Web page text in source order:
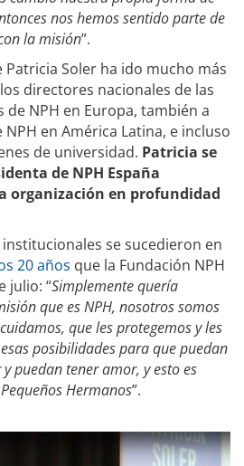
nos hemos sentido parte de
la misión”.
Soler ha ido mucho más
directores nacionales de las
NPH en Europa, también a
en América Latina, e incluso
de universidad. Patricia se
de NPH España
organización en profundidad
se sucedieron en
20 años que la Fundación NPH
julio: “Simplemente quería
que es NPH, nosotros somos
que les protegemos y les
posibilidades para que puedan
puedan tener amor, y esto es
Hermanos”.